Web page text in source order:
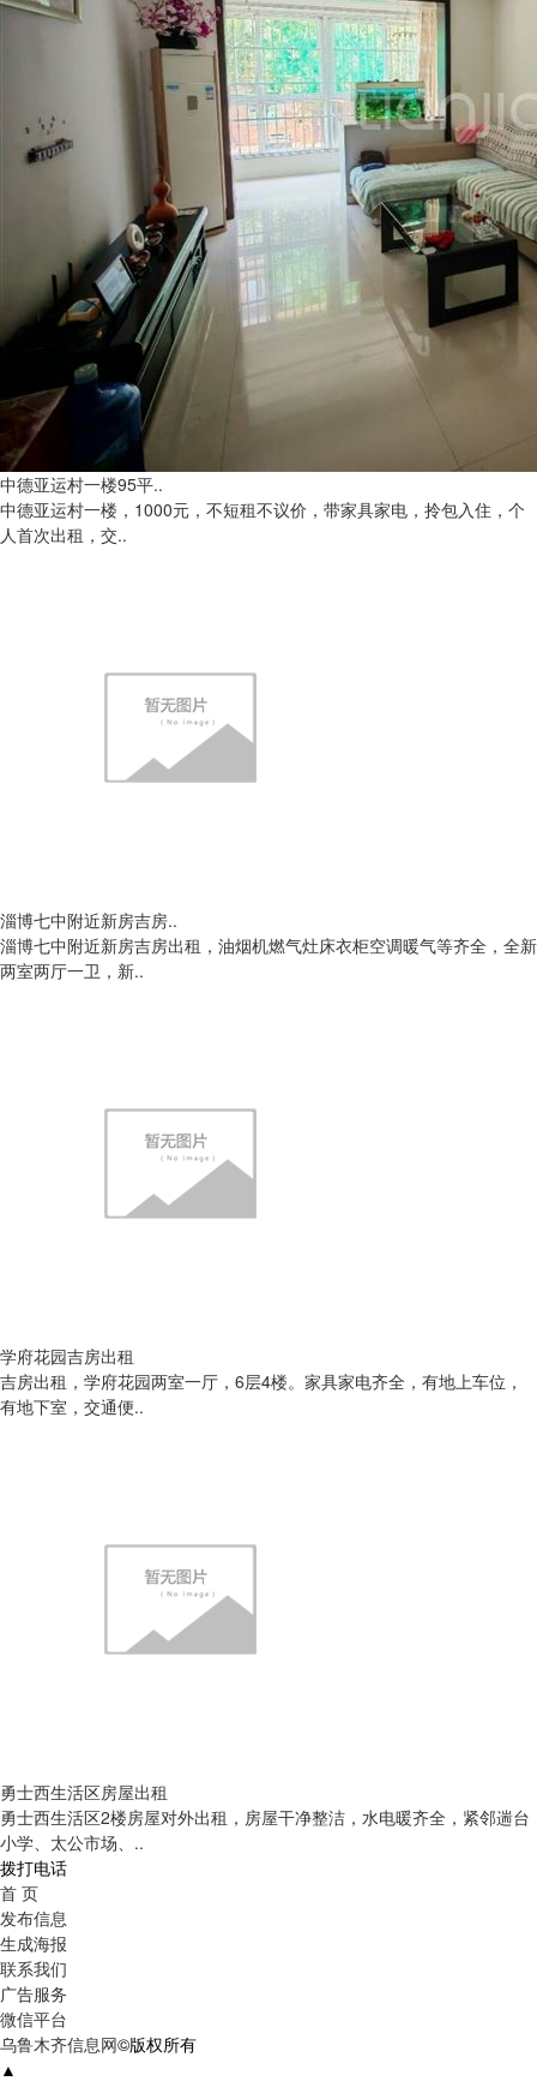
中德亚运村一楼95平..
中德亚运村一楼，1000元，不短租不议价，带家具家电，拎包入住，个
人首次出租，交..
淄博七中附近新房吉房..
淄博七中附近新房吉房出租，油烟机燃气灶床衣柜空调暖气等齐全，全新
两室两厅一卫，新..
学府花园吉房出租
吉房出租，学府花园两室一厅，6层4楼。家具家电齐全，有地上车位，
有地下室，交通便..
勇士西生活区房屋出租
勇士西生活区2楼房屋对外出租，房屋干净整洁，水电暖齐全，紧邻遄台
小学、太公市场、..
拨打电话
首 页
发布信息
生成海报
联系我们
广告服务
微信平台
乌鲁木齐信息网©版权所有
▲